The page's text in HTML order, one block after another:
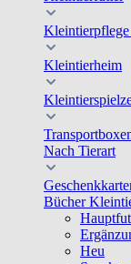
Kleintierheim
Nach Tierart
Bücher
Heu